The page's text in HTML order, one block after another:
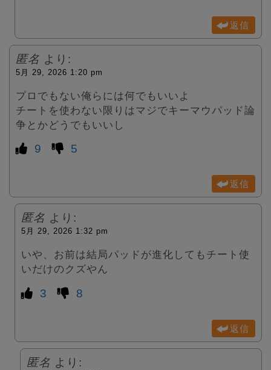
返信
匿名 より:
5月 29, 2026 1:20 pm
プロでもない俺らには何でもいいよ
チートを使わない限りはマジでキーマウパッド論
争とかどうでもいいし
9 5
返信
匿名 より:
5月 29, 2026 1:32 pm
いや、お前は結局パッドが進化してもチート使
いだけのクズやん
3 8
返信
匿名 より: